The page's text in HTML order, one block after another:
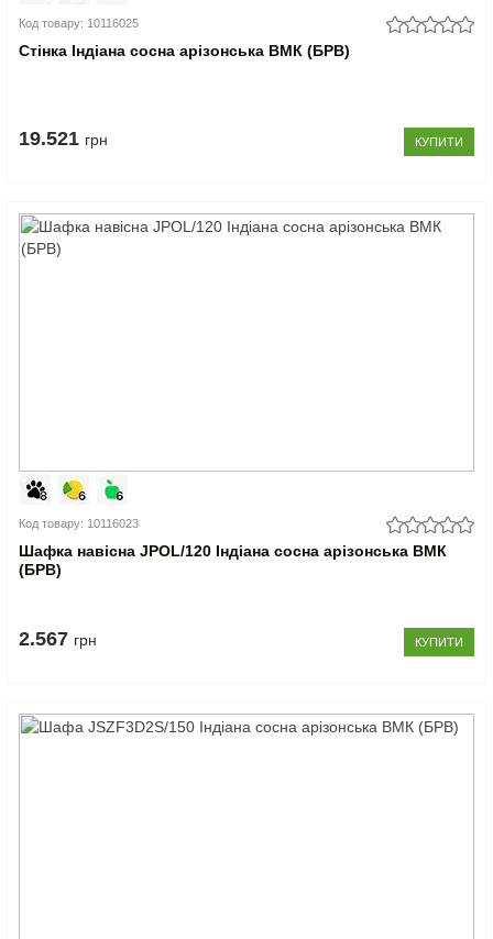
Код товару: 10116025
Cтінка Індіана сосна арізонська ВМК (БРВ)
19.521 грн КУПИТИ
Код товару: 10116023
Шафка навісна JPOL/120 Індіана сосна арізонська ВМК
(БРВ)
2.567 грн КУПИТИ